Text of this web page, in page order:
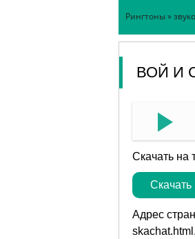
Рингтоны»
ВОЙ И
Скачать на
Скачать
Адрес
skachat.html .